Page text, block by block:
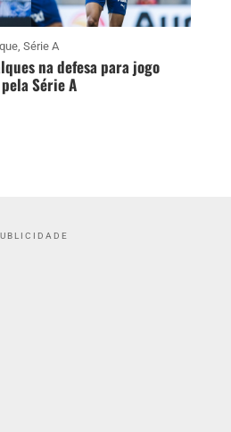
, Série A
na defesa para jogo
Série A